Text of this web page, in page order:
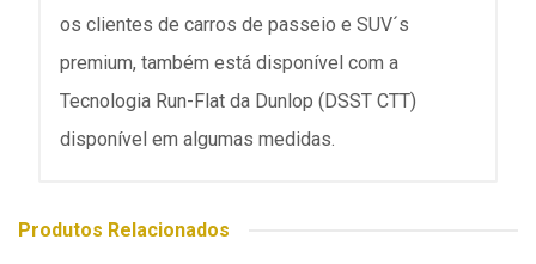
os clientes de carros de passeio e SUV´s
premium, também está disponível com a
Tecnologia Run-Flat da Dunlop (DSST CTT)
disponível em algumas medidas.
Produtos Relacionados